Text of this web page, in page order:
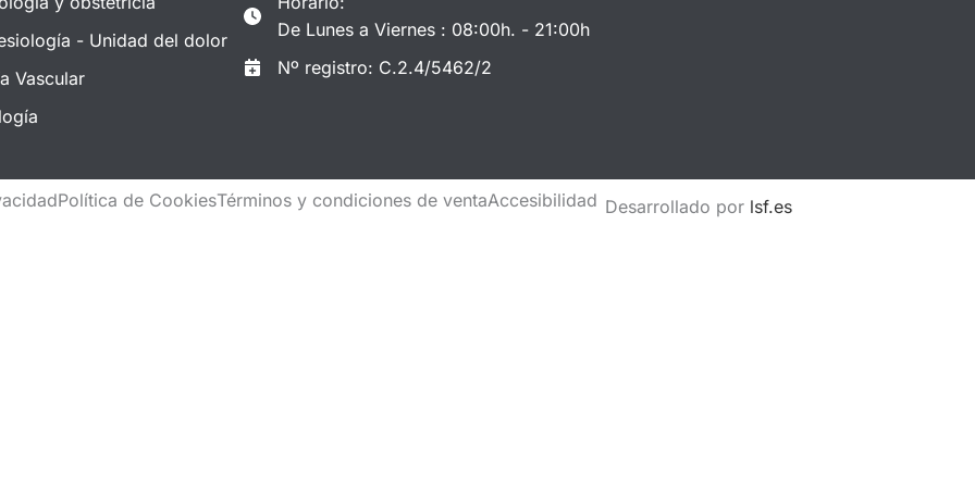
- Unidad del dolor
Vascular
De Lunes a Viernes : 08:00h. - 21:00h
Nº registro: C.2.4/5462/2
Política de CookiesTérminos y condiciones de ventaAccesibilidad Desarrollado por lsf.es